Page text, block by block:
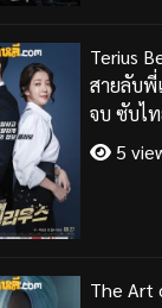
Terius
สายลับพี่
จบ ซับไ
5
The Art